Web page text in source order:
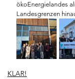
ökoEnergielandes
Landesgrenzen
KLAR!